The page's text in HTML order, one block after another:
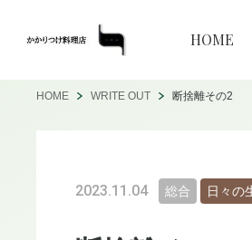
HOME
HOME WRITE OUT 断捨離その2
2023.11.04 総合 日々の